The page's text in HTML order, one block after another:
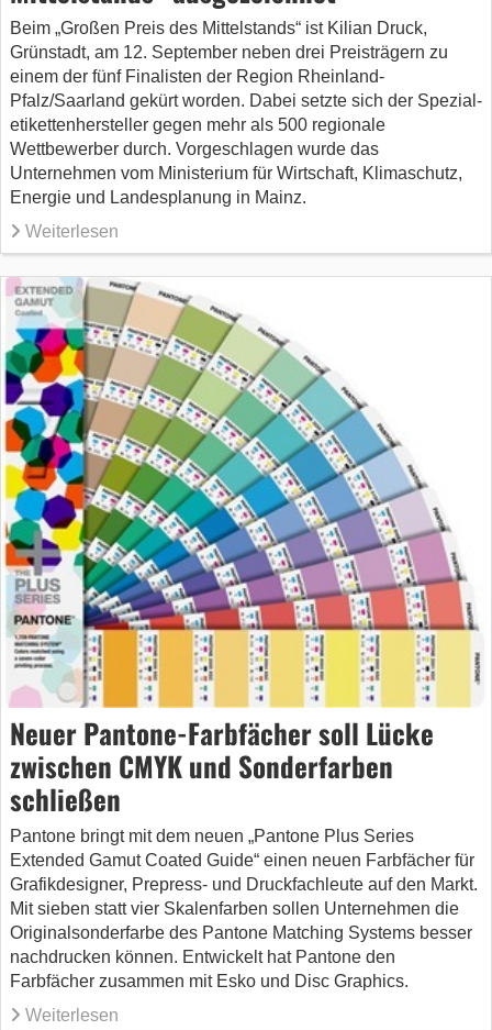
Beim „Großen Preis des Mittelstands“ ist Kilian Druck,
Grünstadt, am 12. September neben drei Preisträgern zu
einem der fünf Finalisten der Region Rheinland-
Pfalz/Saarland gekürt worden. Dabei setzte sich der Spezial­
etikettenhersteller gegen mehr als 500 regionale
Wettbewerber durch. Vorgeschlagen wurde das
Unternehmen vom Ministerium für Wirtschaft, Klimaschutz,
Energie und Landesplanung in Mainz.
Weiterlesen
Neuer Pantone-Farbfächer soll Lücke
zwischen CMYK und Sonderfarben
schließen
Pantone bringt mit dem neuen „Pantone Plus Series
Extended Gamut Coated Guide“ einen neuen Farbfächer für
Grafikdesigner, Prepress- und Druckfachleute auf den Markt.
Mit sieben statt vier Skalenfarben sollen Unternehmen die
Originalsonderfarbe des Pantone Matching Systems besser
nachdrucken können. Entwickelt hat Pantone den
Farbfächer zusammen mit Esko und Disc Graphics.
Weiterlesen